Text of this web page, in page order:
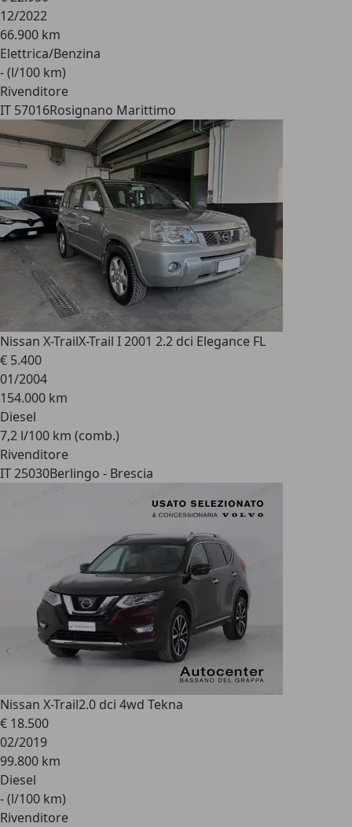
12/2022
66.900 km
Elettrica/Benzina
- (l/100 km)
Rivenditore
IT 57016Rosignano Marittimo
Nissan X-TrailX-Trail I 2001 2.2 dci Elegance FL
€ 5.400
01/2004
154.000 km
Diesel
7,2 l/100 km (comb.)
Rivenditore
IT 25030Berlingo - Brescia
Nissan X-Trail2.0 dci 4wd Tekna
€ 18.500
02/2019
99.800 km
Diesel
- (l/100 km)
Rivenditore